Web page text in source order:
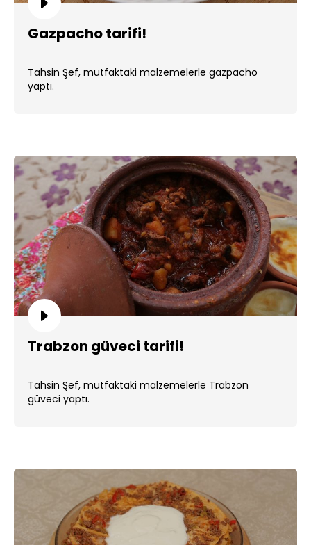
Gazpacho tarifi!
Tahsin Şef, mutfaktaki malzemelerle gazpacho
yaptı.
Trabzon güveci tarifi!
Tahsin Şef, mutfaktaki malzemelerle Trabzon
güveci yaptı.